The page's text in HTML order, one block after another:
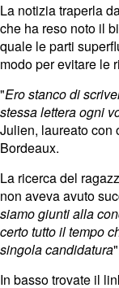
La notizia traperla
che ha reso noto il
quale le parti
modo per evitare le
"Ero stanco di
stessa lettera ogni
Julien, laureato con
Bordeaux.
La ricerca del
non aveva avuto
siamo giunti alla
certo tutto il tempo
singola candidatura
In basso trovate il